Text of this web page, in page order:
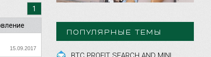
1
15.09.2017
ПОПУЛЯРНЫЕ ТЕМЫ